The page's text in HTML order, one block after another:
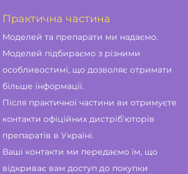
Практична частина
Моделей та препарати ми надаємо.
Моделей підбираємо з різними
особливостимі, що дозволяє отримати
більше інформації.
Після практичної частини ви отримуєте
контакти офіційних дистріб’юторів
препаратів в Україні.
Ваші контакти ми передаємо їм, що
відкриває вам доступ до покупки